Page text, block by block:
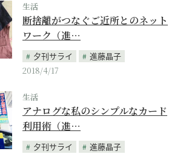
生活
断捨離がつなぐご近所とのネット
ワーク（進…
夕刊サライ
進藤晶子
2018/4/17
生活
アナログな私のシンプルなカード
利用術（進…
夕刊サライ
進藤晶子